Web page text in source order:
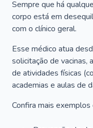
Sempre que há
corpo está em
com o clínico geral.
Esse médico atua
solicitação de vacinas,
de atividades físicas
academias e aulas de
Confira mais exemplos